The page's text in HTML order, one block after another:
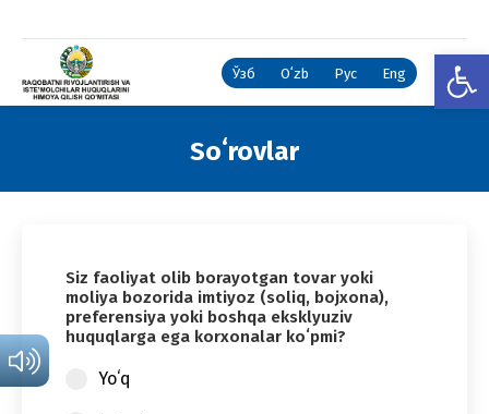
Ўзб Oʻzb Рус Eng
Soʻrovlar
Siz faoliyat olib borayotgan tovar yoki
moliya bozorida imtiyoz (soliq, bojxona),
preferensiya yoki boshqa eksklyuziv
huquqlarga ega korxonalar koʻpmi?
Yoʻq